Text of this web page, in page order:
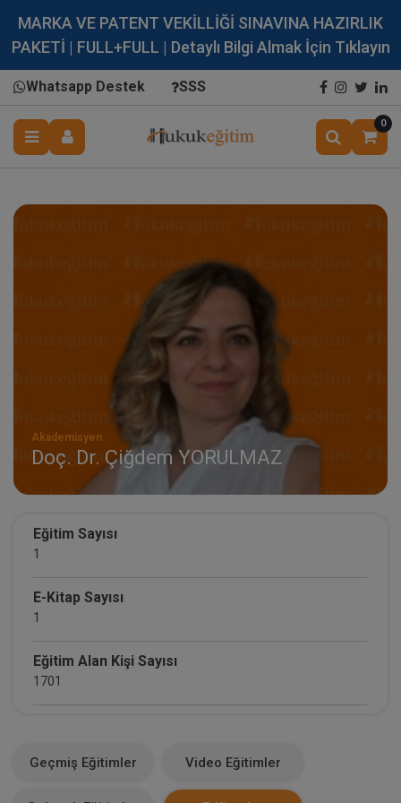
MARKA VE PATENT VEKİLLİĞİ SINAVINA HAZIRLIK
PAKETİ | FULL+FULL | Detaylı Bilgi Almak İçin Tıklayın
Whatsapp Destek SSS
0
Akademisyen
Doç. Dr. Çiğdem YORULMAZ
Eğitim Sayısı
1
E-Kitap Sayısı
1
Eğitim Alan Kişi Sayısı
1701
Geçmiş Eğitimler Video Eğitimler